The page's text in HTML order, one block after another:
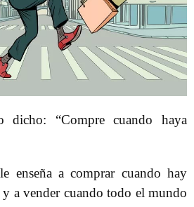
“Compre cuando haya
enseña a comprar cuando hay
a vender cuando todo el mundo